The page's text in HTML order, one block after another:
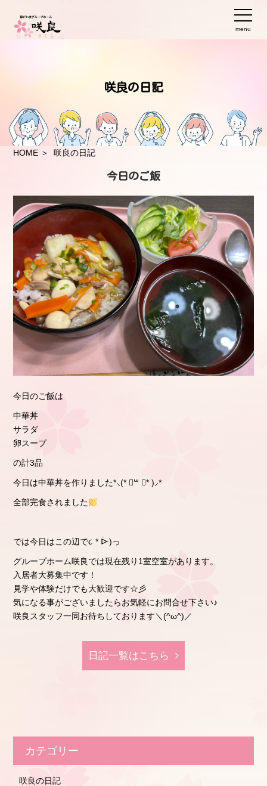
menu
咲良の日記
HOME ＞ 咲良の日記
今日のご飯
今日のご飯は
中華丼
サラダ
卵スープ
の計3品
今日は中華丼を作りました*⸜(* ॑꒳ ॑* )⸝*
全部完食されました
では今日はこの辺で૮ * ᐕ)っ
グループホーム咲良では現在残り1室空室があります。
入居者大募集中です！
見学や体験だけでも大歓迎です☆彡
気になる事がございましたらお気軽にお問合せ下さい♪
咲良スタッフ一同お待ちしております＼(^ω^)／
日記⼀覧はこちら
カテゴリー
咲良の日記